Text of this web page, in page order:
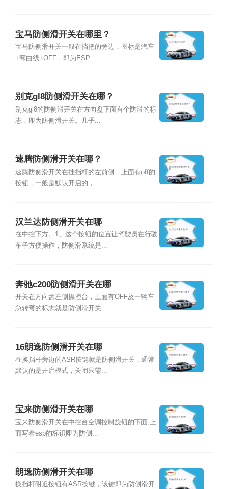
宝马防侧滑开关在哪里？
宝马防侧滑开关一般在挡把的旁边，图标是汽车
+弯曲线+OFF，即为ESP...
别克gl8防侧滑开关在哪？
别克gl8的防侧滑开关在方向盘下面有个防滑的标
志，即为防侧滑开关。几乎...
速腾防侧滑开关在哪？
速腾防侧滑开关在挂挡杆的左前侧，上面有off的
按钮，一般是默认开启的，...
汉兰达防侧滑开关在哪
在中控下方。1、这个按钮的位置让驾驶员在行驶
车子方便操作，防侧滑系统是...
奔驰c200防侧滑开关在哪
开关在方向盘左侧操控台，上面有OFF及一辆车
急转弯的标志就是防侧滑开关...
16朗逸防侧滑开关在哪
在换挡杆旁边的ASR按键就是防侧滑开关，通常
默认的是开启模式，关闭只需...
宝来防侧滑开关在哪
宝来防侧滑开关在中控台空调控制旋钮的下面,上
面写着esp的标识即为防侧...
朗逸防侧滑开关在哪
换挡杆附近按钮有ASR按键，该键即为防侧滑开